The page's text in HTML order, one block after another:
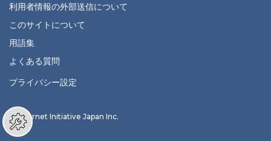
利用者情報の外部送信について
このサイトについて
用語集
よくある質問
プライバシー設定
© Internet Initiative Japan Inc.